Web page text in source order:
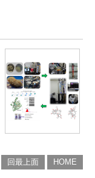
回最上面 HOME